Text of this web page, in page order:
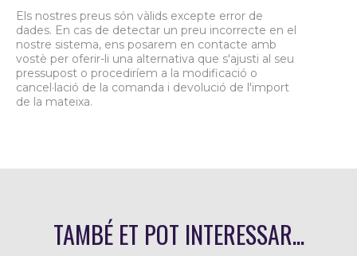
Els nostres preus són vàlids excepte error de
dades. En cas de detectar un preu incorrecte en el
nostre sistema, ens posarem en contacte amb
vostè per oferir-li una alternativa que s'ajusti al seu
pressupost o procediríem a la modificació o
cancel·lació de la comanda i devolució de l'import
de la mateixa.
TAMBÉ ET POT INTERESSAR...